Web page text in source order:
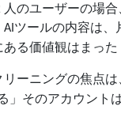
人のユーザーの場
AI ツールの内容は、
る価値観はまっ
リーニングの焦点は
」 そのアカウント